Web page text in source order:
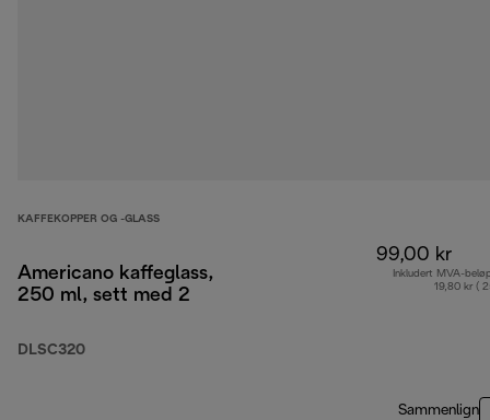
KAFFEKOPPER OG -GLASS
Americano kaffeglass,
250 ml, sett med 2
DLSC320
99,00 kr
Inkludert MVA-
19,80 kr (
Sammenlign